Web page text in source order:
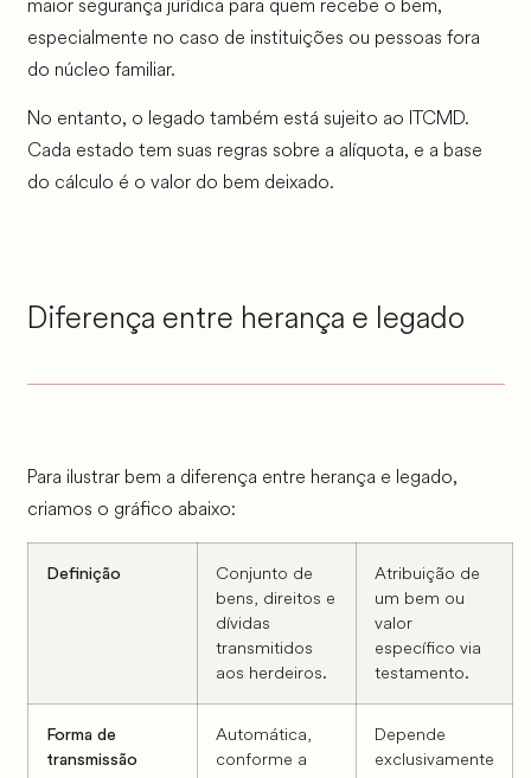
maior segurança jurídica para quem recebe o bem,
especialmente no caso de instituições ou pessoas fora
do núcleo familiar.
No entanto, o legado também está sujeito ao ITCMD.
Cada estado tem suas regras sobre a alíquota, e a base
do cálculo é o valor do bem deixado.
Diferença entre herança e legado
Para ilustrar bem a diferença entre herança e legado,
criamos o gráfico abaixo:
Definição
Conjunto de
bens, direitos e
dívidas
transmitidos
aos herdeiros.
Atribuição de
um bem ou
valor
específico via
testamento.
Forma de
transmissão
Automática,
conforme a
Depende
exclusivamente